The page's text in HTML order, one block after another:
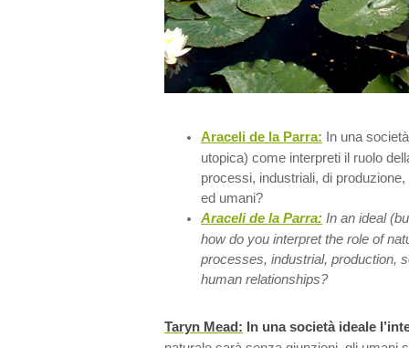
Araceli de la Parra:
In una
utopica) come interpreti il ruolo
processi, industriali, di
ed umani?
Araceli de la Parra: In an ideal
how do you interpret the role of
processes, industrial, production,
human relationships?
Taryn Mead:
In una società ideale